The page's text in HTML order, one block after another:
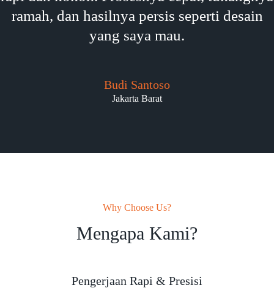
ramah, dan hasilnya persis seperti desain
yang saya mau.
Budi Santoso
Jakarta Barat
Why Choose Us?
Mengapa Kami?
Pengerjaan Rapi & Presisi